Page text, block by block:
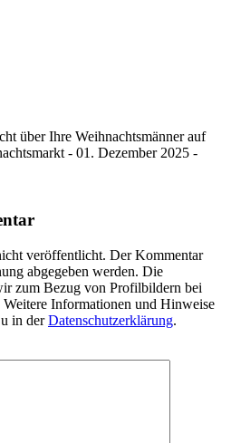
über Ihre Weihnachtsmänner auf
- 01. Dezember 2025 -
veröffentlicht. Der Kommentar
abgegeben werden. Die
zum Bezug von Profilbildern bei
Informationen und Hinweise
in derDatenschutzerklärung.